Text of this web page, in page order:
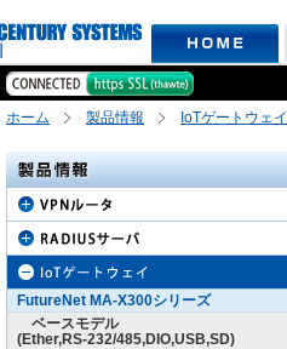
ホーム 製品情報 IoTゲートウェイ
FutureNet MA-X300シリーズ
ベースモデル
(Ether,RS-232/485,DIO,USB,SD)